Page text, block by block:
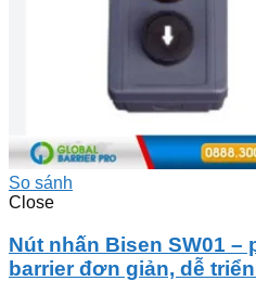
So sánh
Close
Nút nhấn Bisen SW01 –
barrier đơn giản, dễ